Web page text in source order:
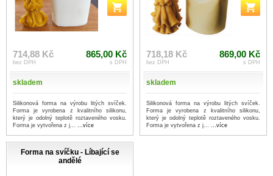
714,88 Kč
bez DPH
865,00 Kč
s DPH
skladem
Silikonová forma na výrobu litých svíček.
Forma je vyrobena z kvalitního silikonu,
který je odolný teplotě roztaveného vosku.
Forma je vytvořena z j... ...více
718,18 Kč
bez DPH
869,00 Kč
s DPH
skladem
Silikonová forma na výrobu litých svíček.
Forma je vyrobena z kvalitního silikonu,
který je odolný teplotě roztaveného vosku.
Forma je vytvořena z j... ...více
Forma na svíčku - Líbající se
andělé